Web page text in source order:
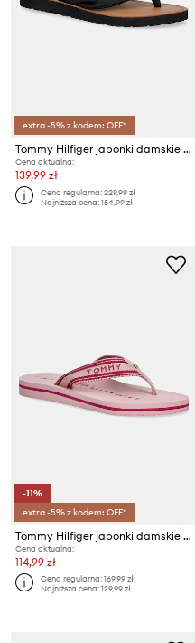
extra -5% z kodem: OFF*
Tommy Hilfiger japonki damskie TH LTR FOOTBED SUMMER SANDAL
Cena aktualna:
139,99 zł
Cena regularna:229,99 zł
Najniższa cena:154,99 zł
-11%
extra -5% z kodem: OFF*
Tommy Hilfiger japonki damskie TH WEBBING SUMMER SANDAL
Cena aktualna:
114,99 zł
Cena regularna:169,99 zł
Najniższa cena:129,99 zł